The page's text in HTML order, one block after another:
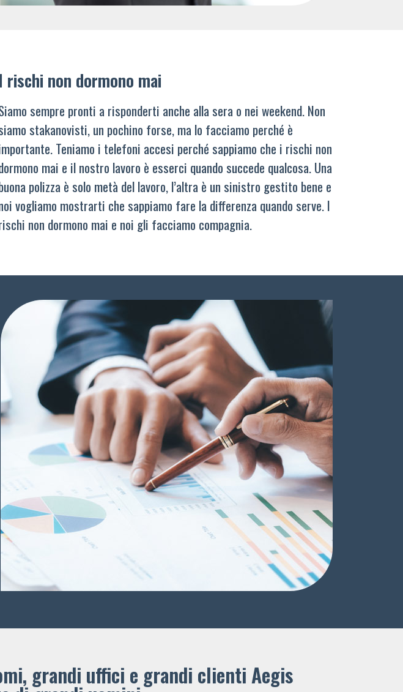
I rischi non dormono mai
sempre pronti a risponderti anche alla sera o nei weekend. Non
stakanovisti, un pochino forse, ma lo facciamo perché è
Teniamo i telefoni accesi perché sappiamo che i rischi non
mai e il nostro lavoro è esserci quando succede qualcosa. Una
polizza è solo metà del lavoro, l’altra è un sinistro gestito bene e
vogliamo mostrarti che sappiamo fare la differenza quando serve. I
non dormono mai e noi gli facciamo compagnia.
grandi uffici e grandi clienti ​Aegis